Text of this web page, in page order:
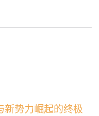
新势力崛起的终极